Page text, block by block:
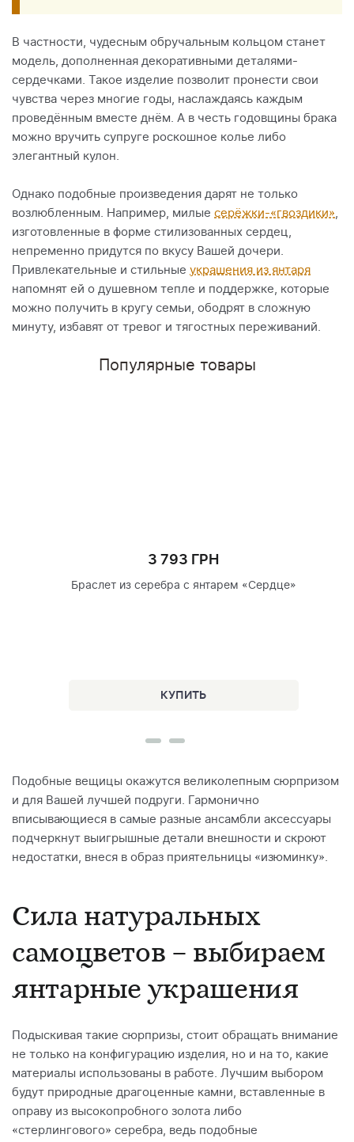
В частности, чудесным обручальным кольцом станет
модель, дополненная декоративными деталями-
сердечками. Такое изделие позволит пронести свои
чувства через многие годы, наслаждаясь каждым
проведённым вместе днём. А в честь годовщины брака
можно вручить супруге роскошное колье либо
элегантный кулон.
Однако подобные произведения дарят не только
возлюбленным. Например, милые серёжки-«гвоздики»
изготовленные в форме стилизованных сердец,
непременно придутся по вкусу Вашей дочери.
Привлекательные и стильные украшения из янтаря
напомнят ей о душевном тепле и поддержке, которые
можно получить в кругу семьи, ободрят в сложную
минуту, избавят от тревог и тягостных переживаний.
Популярные товары
3 793 ГРН
Подобные вещицы окажутся великолепным сюрпризом
и для Вашей лучшей подруги. Гармонично
вписывающиеся в самые разные ансамбли аксессуары
подчеркнут выигрышные детали внешности и скроют
недостатки, внеся в образ приятельницы «изюминку».
Сила натуральных
самоцветов – выбираем
янтарные украшения
Подыскивая такие сюрпризы, стоит обращать внимание
не только на конфигурацию изделия, но и на то, какие
материалы использованы в работе. Лучшим выбором
будут природные драгоценные камни, вставленные в
оправу из высокопробного золота либо
«стерлингового» серебра, ведь подобные